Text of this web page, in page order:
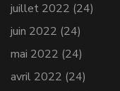
juillet 2022 (24)
juin 2022 (24)
mai 2022 (24)
avril 2022 (24)